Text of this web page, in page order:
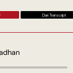
Dari Transcript